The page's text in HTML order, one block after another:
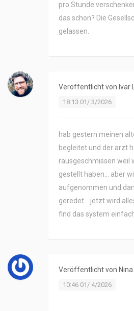
pro Stunde
das schon? Die
gelassen.
Veröffentlicht von Ivar
18:13 01/ 3/2026
hab gestern meinen
begleitet und der arzt
rausgeschmissen weil
gestellt haben… aber
aufgenommen und
geredet… jetzt wird
find das system
Veröffentlicht von
10:46 01/ 4/2026